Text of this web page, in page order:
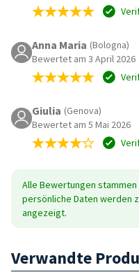
Anna Maria (Bologna)
Bewertet am 3 April 2026
Giulia (Genova)
Bewertet am 5 Mai 2026
Alle Bewertungen
persönliche Daten werden
angezeigt.
Verwandte